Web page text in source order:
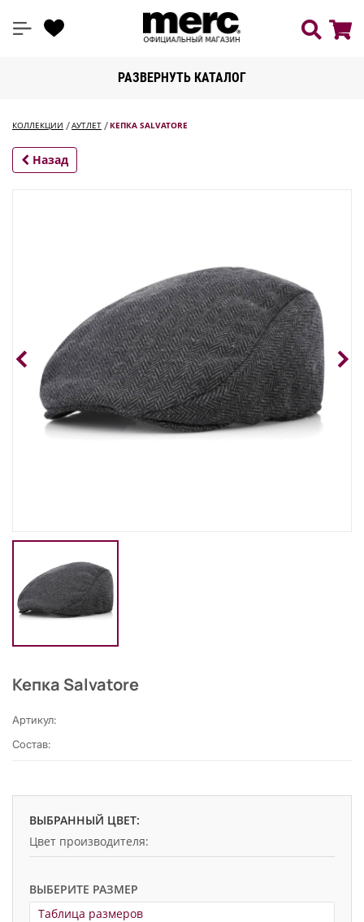
РАЗВЕРНУТЬ КАТАЛОГ
КОЛЛЕКЦИИ АУТЛЕТ КЕПКА SALVATORE
Назад
Кепка Salvatore
Артикул:
Состав:
ВЫБРАННЫЙ ЦВЕТ:
Цвет производителя:
ВЫБЕРИТЕ РАЗМЕР
Таблица размеров